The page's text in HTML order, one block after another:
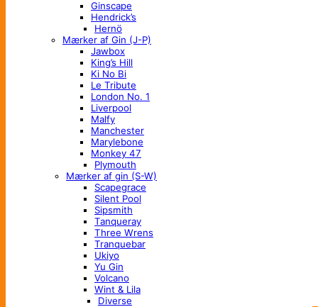
Ginscape
Hendrick’s
Hernö
Mærker af Gin (J-P)
Jawbox
King’s Hill
Ki No Bi
Le Tribute
London No. 1
Liverpool
Malfy
Manchester
Marylebone
Monkey 47
Plymouth
Mærker af gin (S-W)
Scapegrace
Silent Pool
Sipsmith
Tanqueray
Three Wrens
Tranquebar
Ukiyo
Yu Gin
Volcano
Wint & Lila
Diverse